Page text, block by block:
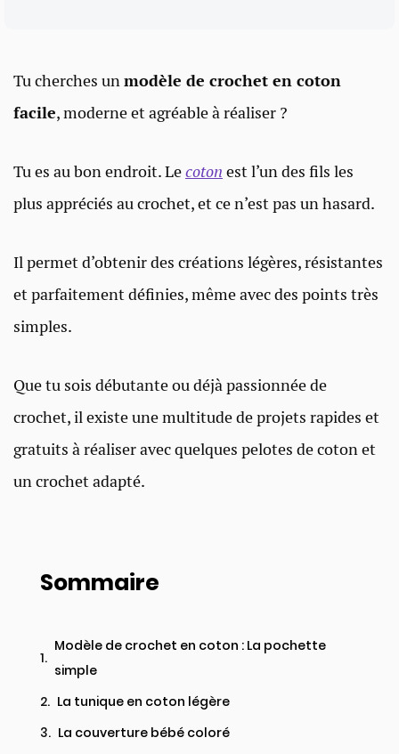
Tu cherches unmodèle de crochet en coton
facile, moderne et agréable à réaliser ?
Tu es au bon endroit. Lecoton est l’un des fils les
plus appréciés au crochet, et ce n’est pas un hasard.
Il permet d’obtenir des créations légères, résistantes
et parfaitement définies, même avec des points très
simples.
Que tu sois débutante ou déjà passionnée de
crochet, il existe une multitude de projets rapides et
gratuits à réaliser avec quelques pelotes de coton et
un crochet adapté.
Sommaire
Modèle de crochet en coton : La pochette
simple
La tunique en coton légère
La couverture bébé coloré